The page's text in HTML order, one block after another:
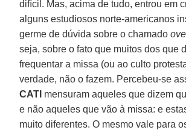
difícil. Mas, acima de tudo, entrou em
alguns estudiosos norte-americanos
germe de dúvida sobre o chamado
seja, sobre o fato que muitos dos que
frequentar a missa (ou ao culto
verdade, não o fazem. Percebeu-se
CATI mensuram aqueles que dizem
e não aqueles que vão à missa: e
muito diferentes. O mesmo vale para